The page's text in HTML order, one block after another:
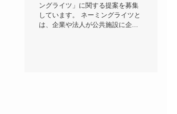
ングライツ」に関する提案を募集
しています。 ネーミングライツと
は、企業や法人が公共施設に企...